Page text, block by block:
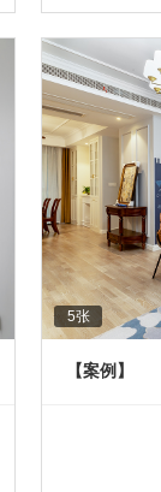
5张
【案例】